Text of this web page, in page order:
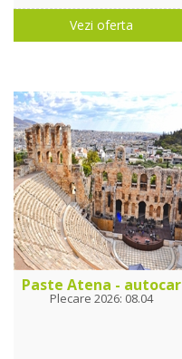
Vezi oferta
Paste Atena - autocar
Plecare 2026: 08.04